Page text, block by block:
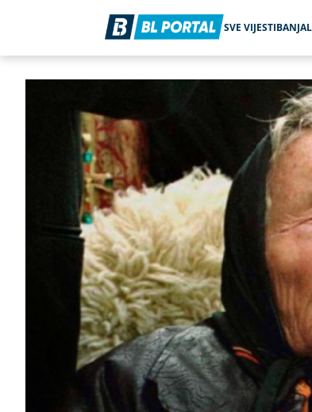
SVE VIJESTI